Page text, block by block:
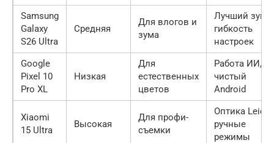
Samsung
Galaxy
S26 Ultra
Средняя
Для влогов и
зума
Лучший зум,
гибкость
настроек
Google
Pixel 10
Pro XL
Низкая
Для
естественных
цветов
Работа ИИ,
чистый
Android
Xiaomi
15 Ultra
Высокая
Для профи-
съемки
Оптика Leica,
ручные
режимы